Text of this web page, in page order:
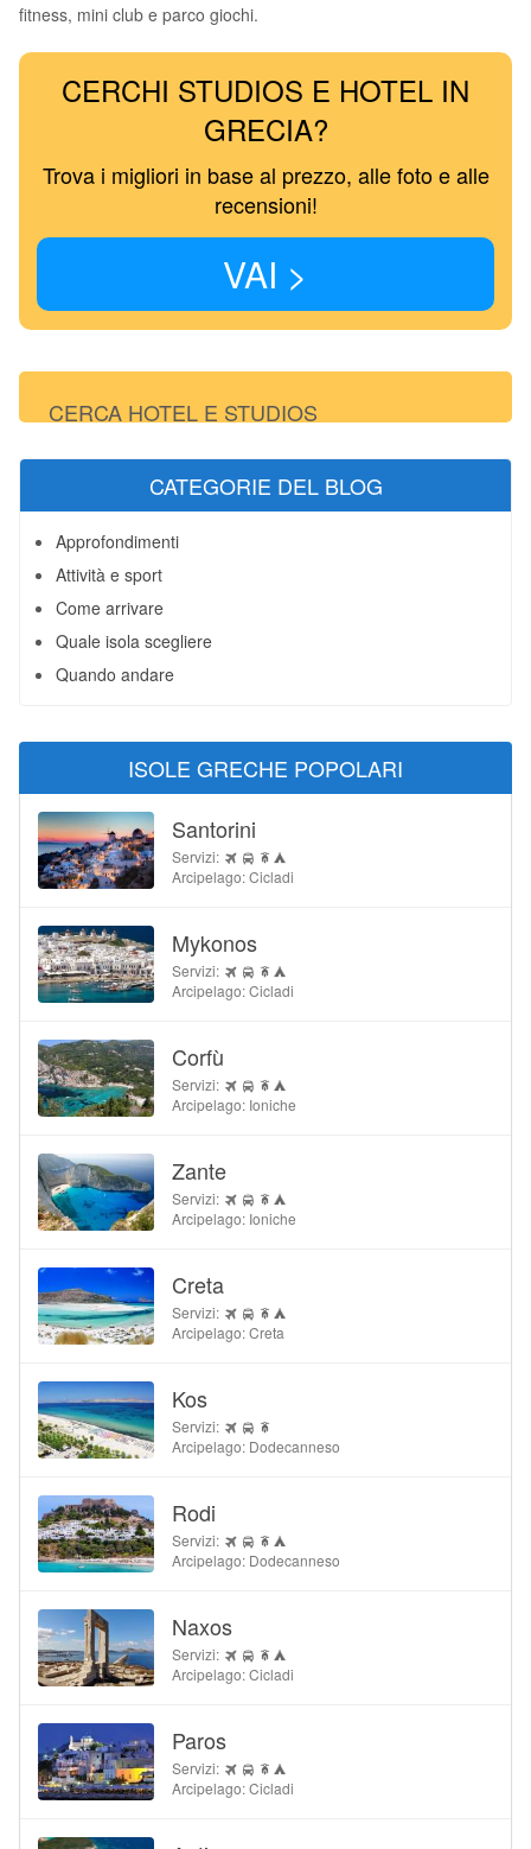
fitness, mini club e parco giochi.
CERCHI STUDIOS E HOTEL IN
GRECIA?
Trova i migliori in base al prezzo, alle foto e alle
recensioni!
VAI >
CERCA HOTEL E STUDIOS
CATEGORIE DEL BLOG
Approfondimenti
Attività e sport
Come arrivare
Quale isola scegliere
Quando andare
ISOLE GRECHE POPOLARI
Santorini
Servizi:
Arcipelago: Cicladi
Mykonos
Servizi:
Arcipelago: Cicladi
Corfù
Servizi:
Arcipelago: Ioniche
Zante
Servizi:
Arcipelago: Ioniche
Creta
Servizi:
Arcipelago: Creta
Kos
Servizi:
Arcipelago: Dodecanneso
Rodi
Servizi:
Arcipelago: Dodecanneso
Naxos
Servizi:
Arcipelago: Cicladi
Paros
Servizi:
Arcipelago: Cicladi